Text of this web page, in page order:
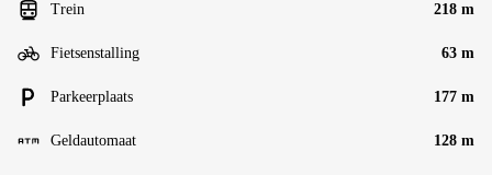
Trein 218 m
Fietsenstalling 63 m
Parkeerplaats 177 m
Geldautomaat 128 m